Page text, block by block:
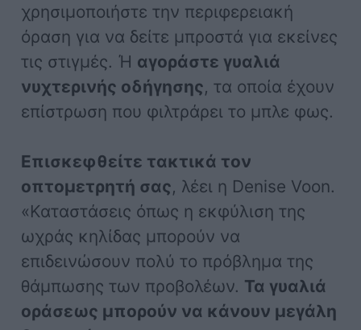
χρησιμοποιήστε την περιφερειακή
όραση για να δείτε μπροστά για εκείνες
τις στιγμές. Ή αγοράστε γυαλιά
νυχτερινής οδήγησης, τα οποία έχουν
επίστρωση που φιλτράρει το μπλε φως.
Επισκεφθείτε τακτικά τον
οπτομετρητή σας, λέει η Denise Voon.
«Καταστάσεις όπως η εκφύλιση της
ωχράς κηλίδας μπορούν να
επιδεινώσουν πολύ το πρόβλημα της
θάμπωσης των προβολέων. Τα γυαλιά
οράσεως μπορούν να κάνουν μεγάλη